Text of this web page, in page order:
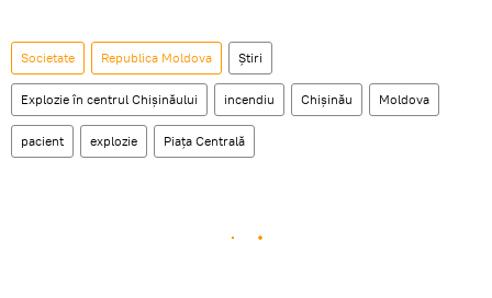
Societate Republica Moldova Știri
Explozie în centrul Chişinăului incendiu Chişinău Moldova
pacient explozie Piaţa Centrală